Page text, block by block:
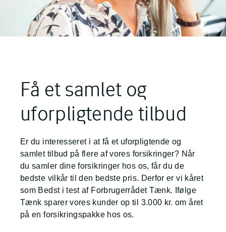
Få et samlet og
uforpligtende tilbud
Er du interesseret i at få et uforpligtende og
samlet tilbud på flere af vores forsikringer? Når
du samler dine forsikringer hos os, får du de
bedste vilkår til den bedste pris. Derfor er vi kåret
som Bedst i test af Forbrugerrådet Tænk. Ifølge
Tænk sparer vores kunder op til 3.000 kr. om året
på en forsikringspakke hos os.